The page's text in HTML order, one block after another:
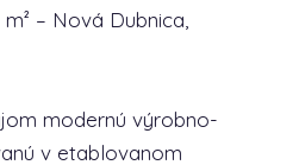
– Nová Dubnica,
modernú výrobno-
v etablovanom